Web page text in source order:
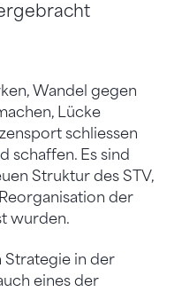
Wandel gegen
Lücke
schliessen
schaffen. Es sind
Struktur des STV,
der
wurden.
Strategie in der
eines der